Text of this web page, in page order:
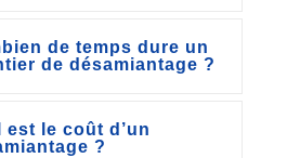
de temps dure un
de désamiantage ?
est le coût d’un
?